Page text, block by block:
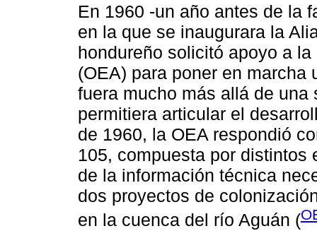
En 1960 -un año antes de la
en la que se inaugurara la
hondureño solicitó apoyo a
(OEA) para poner en
fuera mucho más allá de
permitiera articular el
de 1960, la OEA respondió
105, compuesta por
de la información técnica
dos proyectos de
en la cuenca del río Aguán (